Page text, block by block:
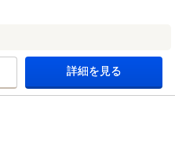
詳細を見る